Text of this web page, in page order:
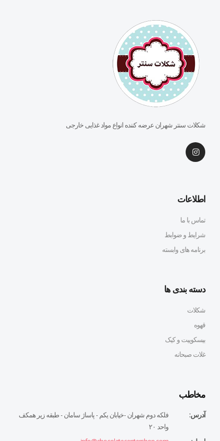
شکلات سنتر شهران عرضه کننده انواع مواد غذایی خارجی
اطلاعات
تماس با ما
شرایط و ضوابط
برنامه های وابسته
دسته بندی ها
شکلات
قهوه
بیسکوییت و کیک
غلات صبحانه
مخاطب
آدرس:
فلكه دوم شهران -خيابان يكم - پاساژ سامان - طبقه زير همكف
واحد ٢٠